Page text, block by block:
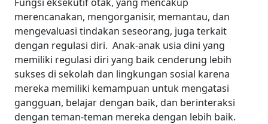
merencanakan, mengorganisir, memantau, dan
mengevaluasi tindakan seseorang, juga terkait
dengan regulasi diri. Anak-anak usia dini yang
memiliki regulasi diri yang baik cenderung lebih
sukses di sekolah dan lingkungan sosial karena
mereka memiliki kemampuan untuk mengatasi
gangguan, belajar dengan baik, dan berinteraksi
dengan teman-teman mereka dengan lebih baik.